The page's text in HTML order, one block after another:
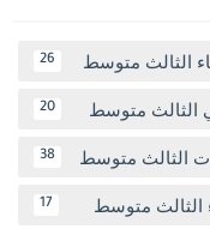
الثالث متوسط 26
الثالث متوسط 20
الثالث متوسط 38
الثالث متوسط 17